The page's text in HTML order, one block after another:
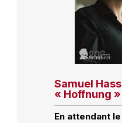
Samuel
« Hoffnung »
En attendant